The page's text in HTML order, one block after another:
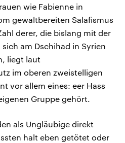
wie Fabienne in
gewaltbereiten Salafismus
derer, die bislang mit der
am Dschihad in Syrien
liegt laut
im oberen zweistelligen
vor allem eines: eer Hass
Gruppe gehört.
als Ungläubige direkt
halt eben getötet oder